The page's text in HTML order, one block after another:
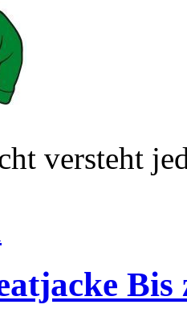
versteht